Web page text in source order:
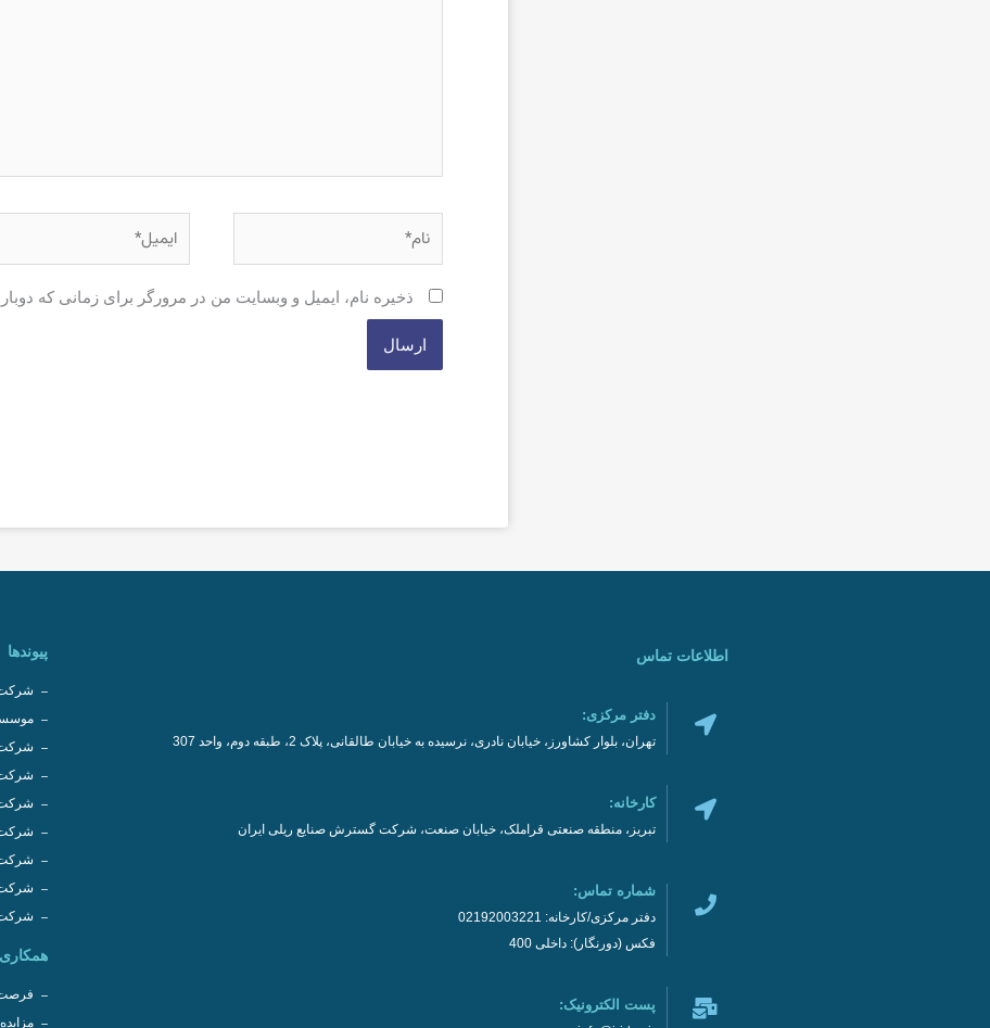
ذخیره نام، ایمیل و وبسایت من در مرورگر برای زمانی که
اطلاعات تماس
دفتر مرکزی:
تهران، بلوار کشاورز، خیابان نادری، نرسیده به خیابان طالقانی، پلاک 2، طبقه دوم، واحد 307
کارخانه:
تبریز، منطقه صنعتی قراملک، خیابان صنعت، شرکت گسترش صنایع ریلی ایران
شماره تماس:
دفتر مرکزی/کارخانه: 02192003221
فکس (دورنگار): داخلی 400
پست الکترونیک:
پیوندها
شرکت
شرکت
شرکت
شرکت
شرکت
شرکت
همکاری